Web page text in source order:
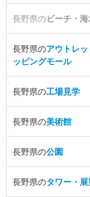
長野県のビーチ・
長野県のアウトレ
ッピングモール
長野県の工場見学
長野県の美術館
長野県の公園
長野県のタワー・